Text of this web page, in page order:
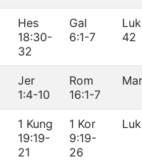
Hes
18:30-
32
Gal
6:1-7
42
Jer
1:4-10
Rom
16:1-7
1 Kung
19:19-
21
1 Kor
9:19-
26